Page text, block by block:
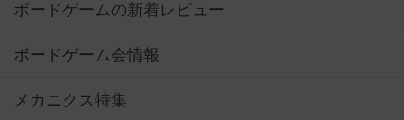
ボードゲームの新着レビュー
ボードゲーム会情報
メカニクス特集